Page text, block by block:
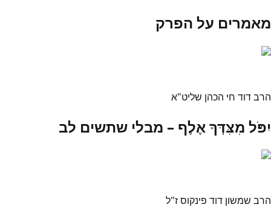
מאמרים על הפרק
הרב דוד חי הכהן שליט"א
יִפֹּל מִצִּדְּךָ אֶלֶף – מבלי שתשים לב
הרב שמשון דוד פינקוס ז"ל